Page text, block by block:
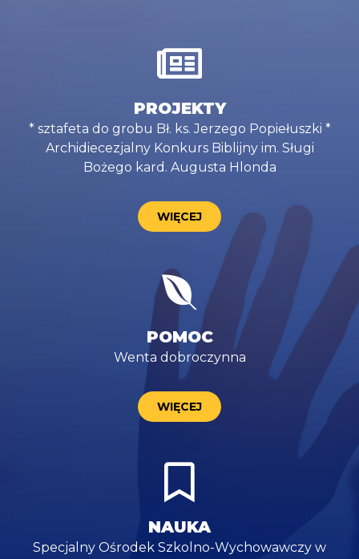
PROJEKTY
* sztafeta do grobu Bł. ks. Jerzego Popiełuszki *
Archidiecezjalny Konkurs Biblijny im. Sługi
Bożego kard. Augusta Hlonda
WIĘCEJ
POMOC
Wenta dobroczynna
WIĘCEJ
NAUKA
Specjalny Ośrodek Szkolno-Wychowawczy w